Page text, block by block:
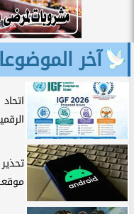
آخر